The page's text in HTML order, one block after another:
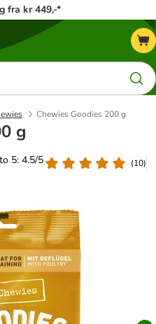
fra kr 449,-*
Chewies Goodies 200 g
g
5: 4.5/5
(10)